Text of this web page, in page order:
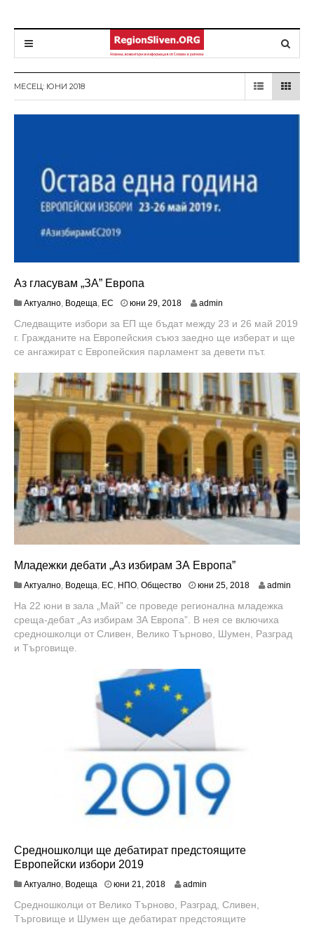
МЕСЕЦ: ЮНИ 2018
Аз гласувам „ЗА” Европа
Актуално, Водеща, ЕС юни 29, 2018ю
и
3
0
2
1
8
admin
Следващите избори за ЕП ще бъдат между 23 и 26 май 2019
г. Гражданите на Европейския съюз заедно ще изберат и ще
се ангажират с Европейския парламент за девети път.
Младежки дебати „Аз избирам ЗА Европа”
Актуално, Водеща, ЕС, НПО, Общество юни 25, 2018 admin
На 22 юни в зала „Май” се проведе регионална младежка
среща-дебат „Аз избирам ЗА Европа”. В нея се включиха
средношколци от Сливен, Велико Търново, Шумен, Разград
и Търговище.
Средношколци ще дебатират предстоящите
Европейски избори 2019
Актуално Водеща юни 21, 2018ю
и
2
admin
Средношколци от Велико Търново, Разград, Сливен,
Търговище и Шумен ще дебатират предстоящите